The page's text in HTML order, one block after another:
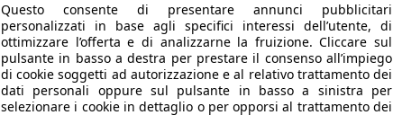
Questo consente di presentare annunci pubblicitari
personalizzati in base agli specifici interessi dell’utente, di
ottimizzare l’offerta e di analizzarne la fruizione. Cliccare sul
pulsante in basso a destra per prestare il consenso all’impiego
di cookie soggetti ad autorizzazione e al relativo trattamento dei
dati personali oppure sul pulsante in basso a sinistra per
selezionare i cookie in dettaglio o per opporsi al trattamento dei